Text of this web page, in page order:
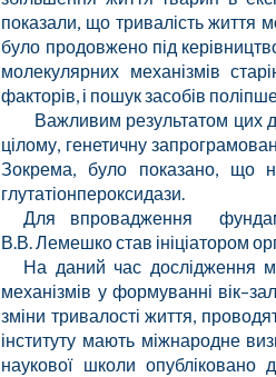
показали, що тривалість життя
було продовжено під
молекулярних механізмів
факторів, і пошук засобів
Важливим результатом цих
цілому, генетичну
Зокрема, було показано, що
глутатіонпероксидази.
Для впровадження
В.В. Лемешкостав ініціатором
На даний час дослідження
механізмів у формуванні
зміни тривалості життя,
інституту мають міжнародне
наукової школи опубліковано